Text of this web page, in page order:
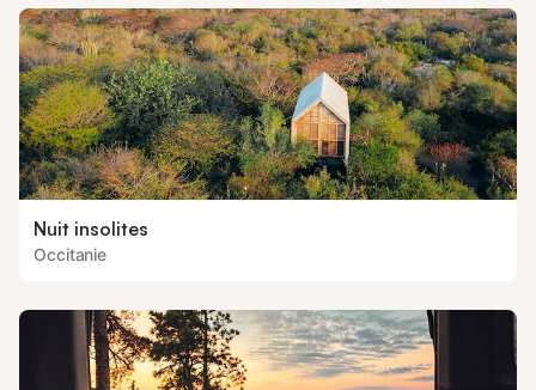
Nuit insolites
Occitanie